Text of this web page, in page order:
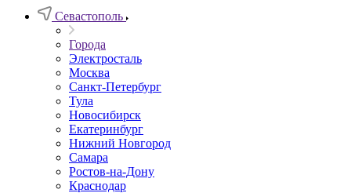
Севастополь
Города
Электросталь
Москва
Санкт-Петербург
Тула
Новосибирск
Екатеринбург
Нижний Новгород
Самара
Ростов-на-Дону
Краснодар